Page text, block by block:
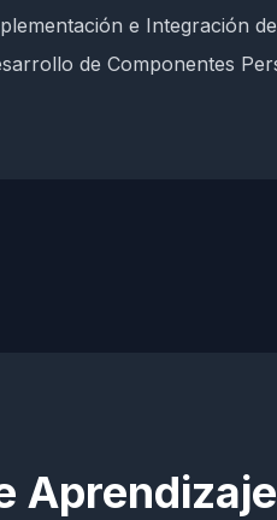
e Integración
de Componentes
Aprendizaje